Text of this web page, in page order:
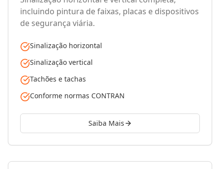
incluindo pintura de faixas, placas e dispositivos
de segurança viária.
Sinalização horizontal
Sinalização vertical
Tachões e tachas
Conforme normas CONTRAN
Saiba Mais